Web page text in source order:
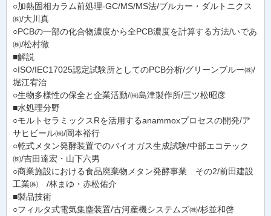
○加熱固相カラム前処理-GC/MS/MS法/ブルカー・ダルトニクス
㈱/大川真
○PCBの一部の化合物濃度から全PCB濃度を計算する方法/いであ
㈱/松村徹
■解説
○ISO/IEC17025認定試験所としてのPCB分析/グリーンブルー㈱/
堀江宥治
○生物多様性の保全と企業活動/㈱島津製作所/三ツ松昭彦
■水処理分野
○モルトセラミックスRを活用するanammoxプロセスの開発/ア
サヒビール㈱/岡本裕行
○乾式メタン発酵装置でのバイオガス生成試験/中部エコテック
㈱/吉田達宏・山下六男
○商業施設における食品廃棄物メタン発酵事業 その2/前田建設
工業㈱ /林まゆ・赤松佑介
■製品技術
○フィルタ式電気集塵装置/古河産機システムズ㈱/杉並和啓